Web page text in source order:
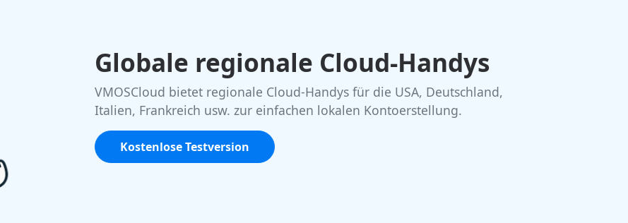
Globale regionale Cloud-Handys
VMOSCloud bietet regionale Cloud-Handys für die USA, Deutschland,
Italien, Frankreich usw. zur einfachen lokalen Kontoerstellung.
Kostenlose Testversion